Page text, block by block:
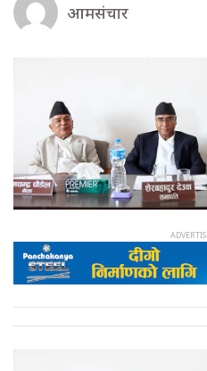
आमसंचार